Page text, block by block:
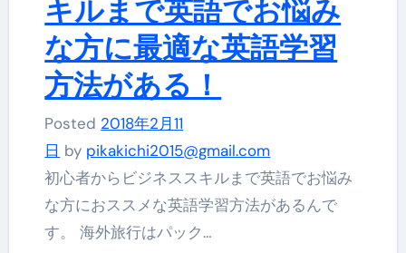
キルまで英語でお悩み
な方に最適な英語学習
方法がある！
Posted 2018年2月11
日 by pikakichi2015@gmail.com
初心者からビジネススキルまで英語でお悩み
な方におススメな英語学習方法があるんで
す。 海外旅行はパック…